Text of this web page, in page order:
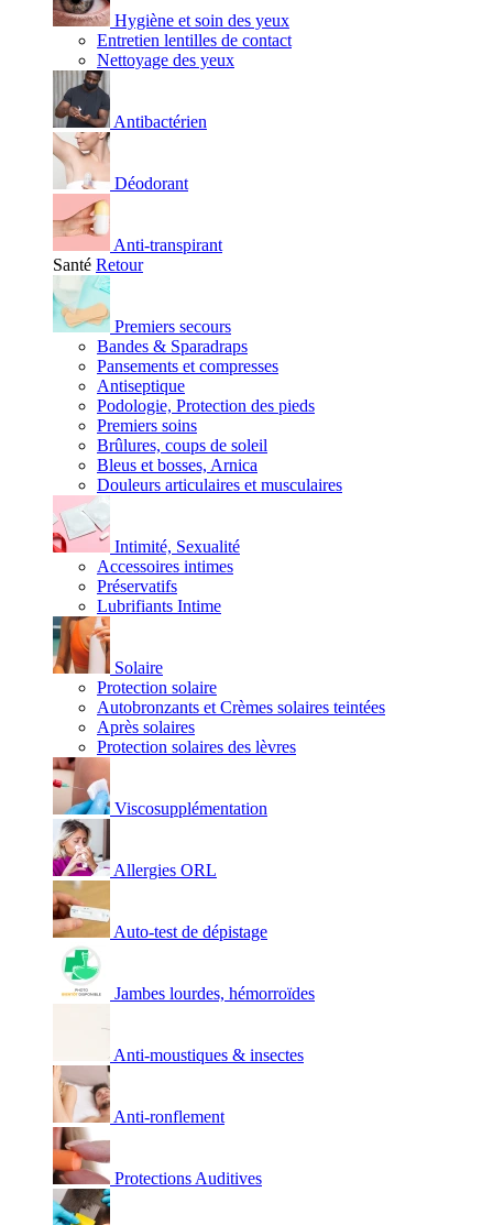
Hygiène et soin des yeux
Entretien lentilles de contact
Nettoyage des yeux
Antibactérien
Déodorant
Anti-transpirant
Santé Retour
Premiers secours
Bandes & Sparadraps
Pansements et compresses
Antiseptique
Podologie, Protection des pieds
Premiers soins
Brûlures, coups de soleil
Bleus et bosses, Arnica
Douleurs articulaires et musculaires
Intimité, Sexualité
Accessoires intimes
Préservatifs
Lubrifiants Intime
Solaire
Protection solaire
Autobronzants et Crèmes solaires teintées
Après solaires
Protection solaires des lèvres
Viscosupplémentation
Allergies ORL
Auto-test de dépistage
Jambes lourdes, hémorroïdes
Anti-moustiques & insectes
Anti-ronflement
Protections Auditives